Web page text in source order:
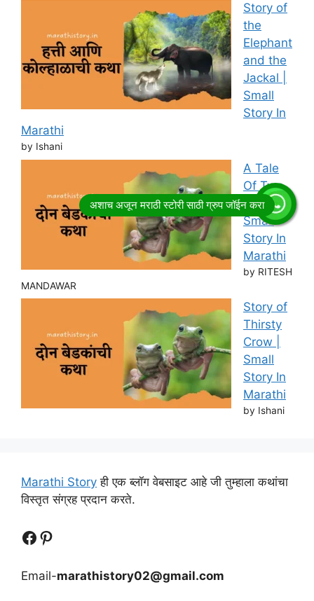
Story of
the
Elephant
and the
Jackal |
Small
Story In
Marathi
by Ishani
A Tale
Of Two
Frogs |
Small
Story In
Marathi
by RITESH
MANDAWAR
Story of
Thirsty
Crow |
Small
Story In
Marathi
by Ishani
Marathi Story ही एक ब्लॉग वेबसाइट आहे जी तुम्हाला कथांचा
विस्तृत संग्रह प्रदान करते.
Follow UsFollow us
Email-marathistory02@gmail.com